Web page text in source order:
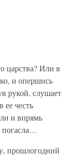
царства? Или в
и опершись
рукой, слушает
честь
и впрямь
погасла…
прошлогодний